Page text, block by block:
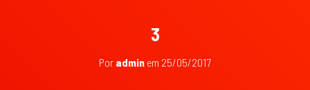
3
Por admin em 25/05/2017